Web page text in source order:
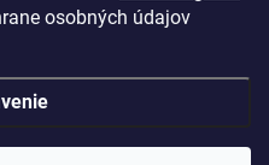
osobných údajov
&